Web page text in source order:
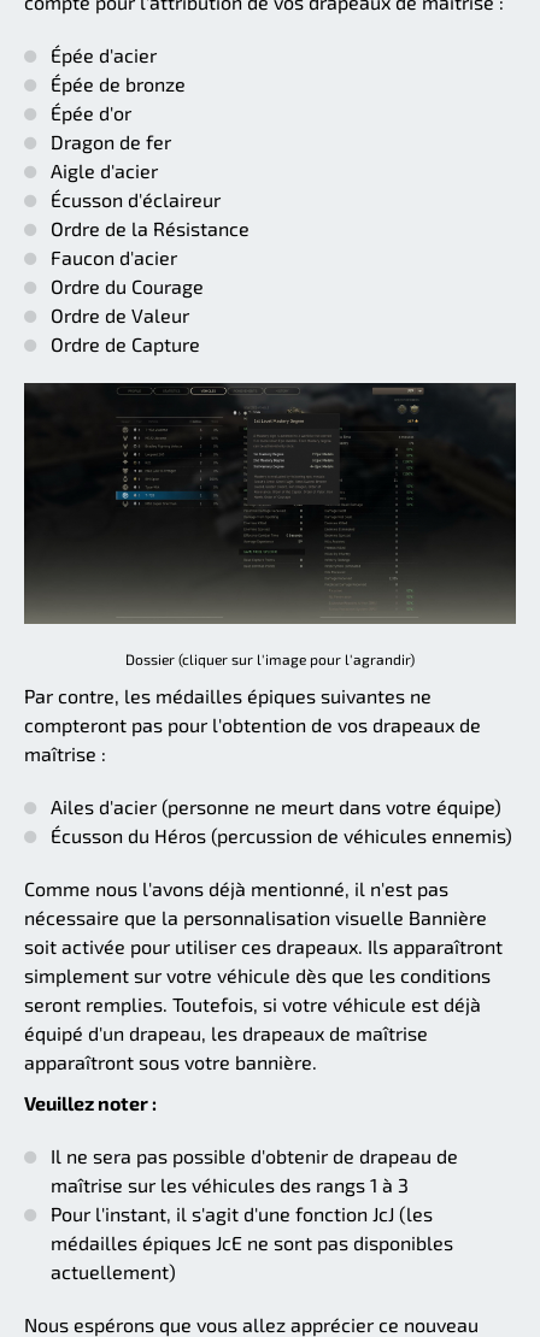
Épée d'acier
Épée de bronze
Épée d'or
Dragon de fer
Aigle d'acier
Écusson d'éclaireur
Ordre de la Résistance
Faucon d'acier
Ordre du Courage
Ordre de Valeur
Ordre de Capture
Dossier (cliquer sur l'image pour l'agrandir)
Par contre, les médailles épiques suivantes ne
compteront pas pour l'obtention de vos drapeaux de
maîtrise :
Ailes d'acier (personne ne meurt dans votre équipe)
Écusson du Héros (percussion de véhicules ennemis)
Comme nous l'avons déjà mentionné, il n'est pas
nécessaire que la personnalisation visuelle Bannière
soit activée pour utiliser ces drapeaux. Ils apparaîtront
simplement sur votre véhicule dès que les conditions
seront remplies. Toutefois, si votre véhicule est déjà
équipé d'un drapeau, les drapeaux de maîtrise
apparaîtront sous votre bannière.
Veuillez noter :
Il ne sera pas possible d'obtenir de drapeau de
maîtrise sur les véhicules des rangs 1 à 3
Pour l'instant, il s'agit d'une fonction JcJ (les
médailles épiques JcE ne sont pas disponibles
actuellement)
Nous espérons que vous allez apprécier ce nouveau